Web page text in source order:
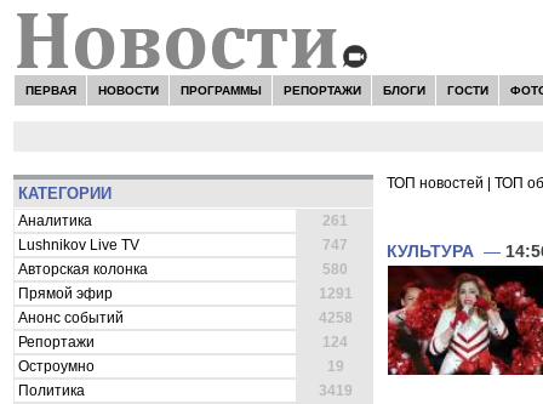
ПЕРВАЯ НОВОСТИ ПРОГРАММЫ РЕПОРТАЖИ БЛОГИ ГОСТИ
КАТЕГОРИИ
Аналитика
261
Lushnikov Live TV
747
Авторская колонка
580
Прямой эфир
1291
Анонс событий
4258
Репортажи
124
Остроумно
19
Политика
3419
ТОП новостей ТОП
КУЛЬТУРА —